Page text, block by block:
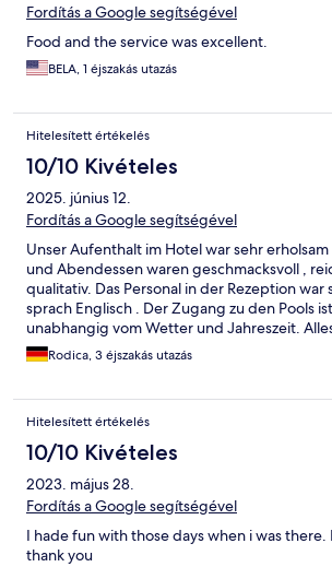
Fordítás a Google segítségével
Food and the service was excellent.
BELA, 1 éjszakás utazás
Hitelesített értékelés
10/10 Kivételes
2025. június 12.
Fordítás a Google segítségével
Unser Aufenthalt im Hotel war sehr
und Abendessen waren geschmacksvoll ,
qualitativ. Das Personal in der Rezeption war
sprach Englisch . Der Zugang zu den Pools
unabhangig vom Wetter und Jahreszeit.
.
Rodica, 3 éjszakás utazás
Hitelesített értékelés
10/10 Kivételes
2023. május 28.
Fordítás a Google segítségével
I hade fun with those days when i was there.
thank you